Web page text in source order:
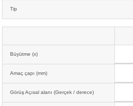
Tip
Büyütme (x)
Amaç çapı (mm)
Görüş Açısal alanı (Gerçek / derece)